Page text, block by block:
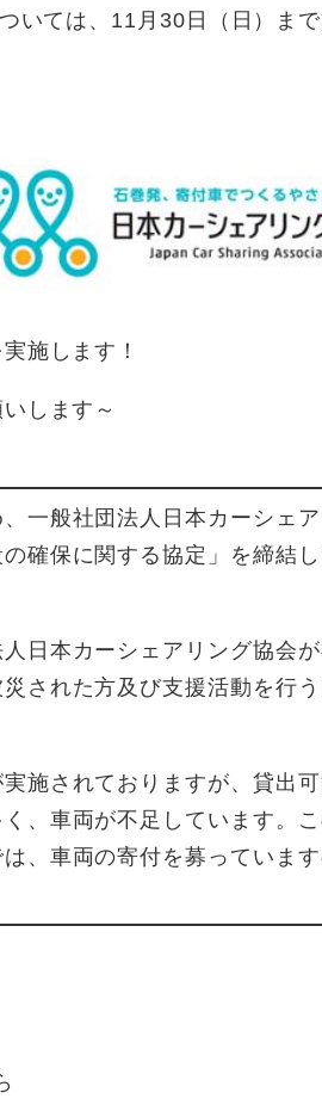
ては、11月30日（日）まで
施します！
します～
一般社団法人日本カーシェア
確保に関する協定」を締結
日本カーシェアリング協会
された方及び支援活動を行
施されておりますが、貸出
、車両が不足しています。こ
、車両の寄付を募っていま